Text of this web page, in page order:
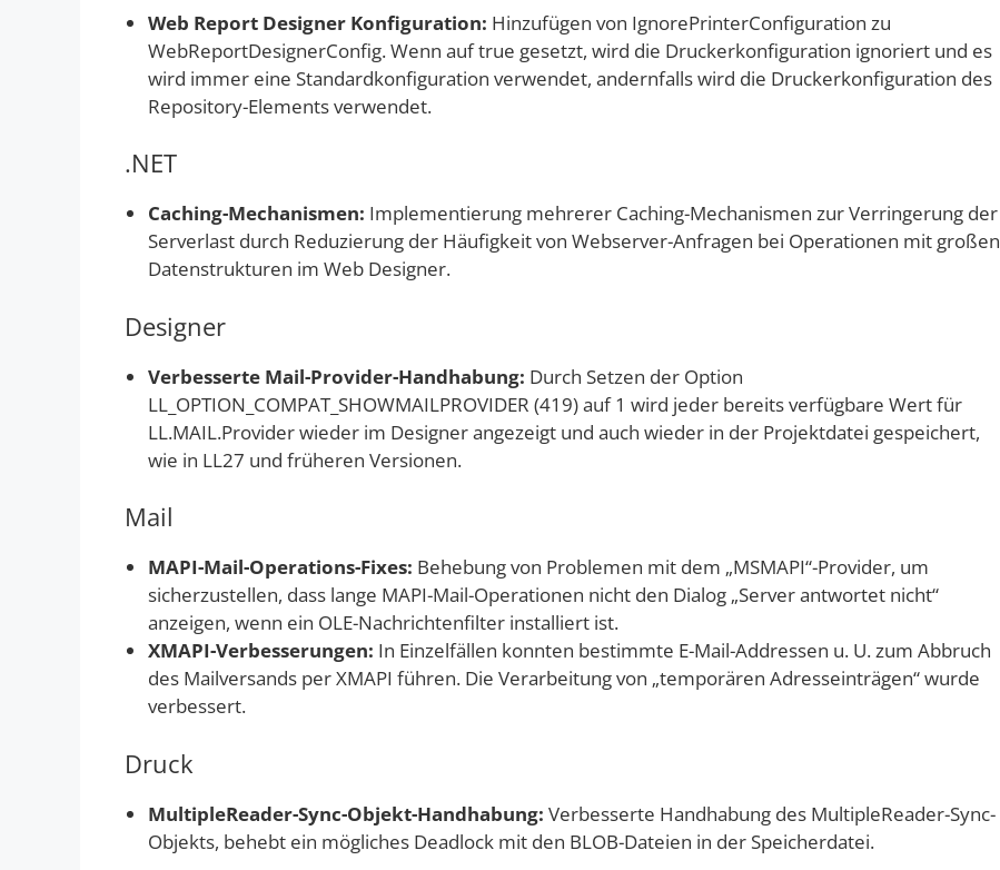
Web Report Designer Konfiguration: Hinzufügen von IgnorePrinterConfiguration zu
WebReportDesignerConfig. Wenn auf true gesetzt, wird die Druckerkonfiguration ignoriert und es
wird immer eine Standardkonfiguration verwendet, andernfalls wird die Druckerkonfiguration des
Repository-Elements verwendet.
.NET
Caching-Mechanismen: Implementierung mehrerer Caching-Mechanismen zur Verringerung der
Serverlast durch Reduzierung der Häufigkeit von Webserver-Anfragen bei Operationen mit großen
Datenstrukturen im Web Designer.
Designer
Verbesserte Mail-Provider-Handhabung: Durch Setzen der Option
LL_OPTION_COMPAT_SHOWMAILPROVIDER (419) auf 1 wird jeder bereits verfügbare Wert für
LL.MAIL.Provider wieder im Designer angezeigt und auch wieder in der Projektdatei gespeichert,
wie in LL27 und früheren Versionen.
Mail
MAPI-Mail-Operations-Fixes: Behebung von Problemen mit dem „MSMAPI“-Provider, um
sicherzustellen, dass lange MAPI-Mail-Operationen nicht den Dialog „Server antwortet nicht“
anzeigen, wenn ein OLE-Nachrichtenfilter installiert ist.
XMAPI-Verbesserungen: In Einzelfällen konnten bestimmte E-Mail-Addressen u. U. zum Abbruch
des Mailversands per XMAPI führen. Die Verarbeitung von „temporären Adresseinträgen“ wurde
verbessert.
Druck
MultipleReader-Sync-Objekt-Handhabung: Verbesserte Handhabung des MultipleReader-Sync-
Objekts, behebt ein mögliches Deadlock mit den BLOB-Dateien in der Speicherdatei.